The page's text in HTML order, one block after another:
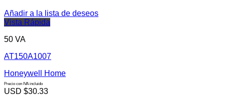
Añadir a la lista de deseos
Vista Rápida
50 VA
AT150A1007
Honeywell Home
Precio con IVA incluido
USD $30.33